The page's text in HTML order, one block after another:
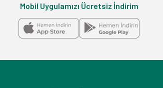
Mobil Uygulamızı Ücretsiz İndirim